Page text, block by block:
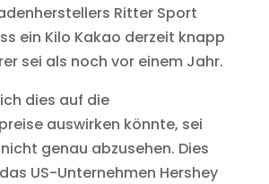
Ritter Sport
ein Kilo Kakao derzeit knapp
sei als noch vor einem Jahr.
dies auf die
auswirken könnte, sei
genau abzusehen. Dies
US-Unternehmen Hershey